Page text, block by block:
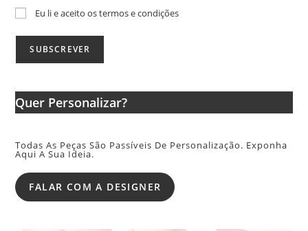
Eu li e aceito os termos e condições
Quer Personalizar?
Todas As Peças São Passíveis De Personalização. Exponha
Aqui A Sua Ideia.
FALAR COM A DESIGNER